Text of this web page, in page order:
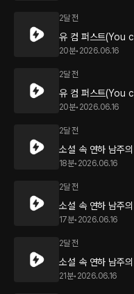
2달 전
유 컴 퍼스트(You
20분• 2026.06.16
2달 전
유 컴 퍼스트(You
20분• 2026.06.16
2달 전
소설 속 연하 남주
18분• 2026.06.16
2달 전
소설 속 연하 남주
17분• 2026.06.16
2달 전
소설 속 연하 남주
21분• 2026.06.16